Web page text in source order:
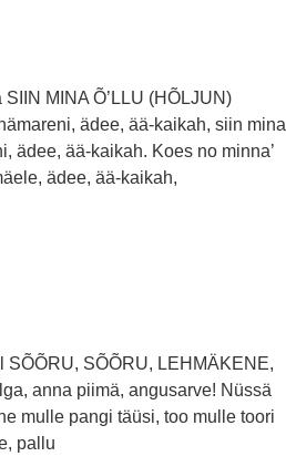
MINA Õ’LLU (HÕLJUN)
ädee, ää-kaikah, siin mina
ädee, ää-kaikah. Koes no minna’
ädee, ää-kaikah,
SÕÕRU, SÕÕRU, LEHMÄKENE,
anna piimä, angusarve! Nüssä
mulle pangi täüsi, too mulle toori
pallu